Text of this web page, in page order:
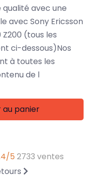
avec une
avec Sony Ericsson
Z200 (tous les
ci-dessous)Nos
à toutes les
de l
au panier
5 2733 ventes